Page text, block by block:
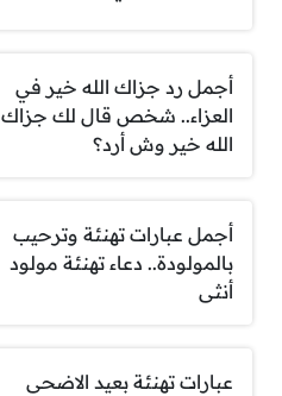
أجمل رد جزاك الله خير في
العزاء.. شخص قال لك جزاك
الله خير وش أرد؟
أجمل عبارات تهنئة وترحيب
بالمولودة.. دعاء تهنئة مولود
أنثى
عبارات تهنئة بعيد الاضحى